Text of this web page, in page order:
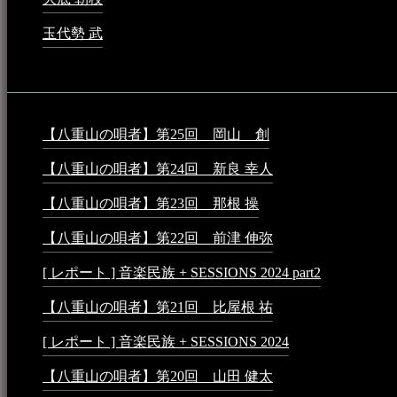
玉代勢 武
【八重山の唄者】第25回 岡山 創
【八重山の唄者】第24回 新良 幸人
【八重山の唄者】第23回 那根 操
【八重山の唄者】第22回 前津 伸弥
[ レポート ] 音楽民族 + SESSIONS 2024 part2
【八重山の唄者】第21回 比屋根 祐
[ レポート ] 音楽民族 + SESSIONS 2024
【八重山の唄者】第20回 山田 健太